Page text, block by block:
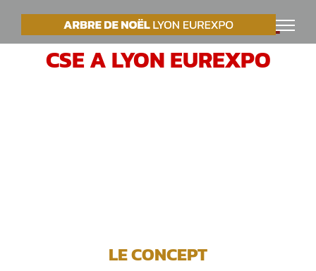
PasserVOTRE ARBRE DE NOËL
CSE A LYON EUREXPO
LE CONCEPT